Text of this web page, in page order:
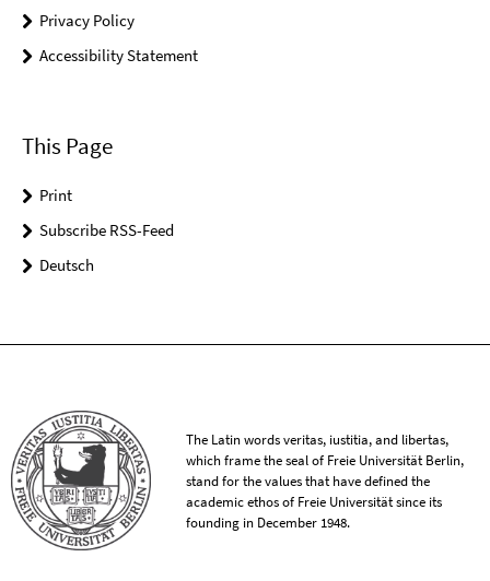
Privacy Policy
Accessibility Statement
This Page
Print
Subscribe RSS-Feed
Deutsch
The Latin words veritas, iustitia, and libertas,
which frame the seal of Freie Universität Berlin,
stand for the values that have defined the
academic ethos of Freie Universität since its
founding in December 1948.